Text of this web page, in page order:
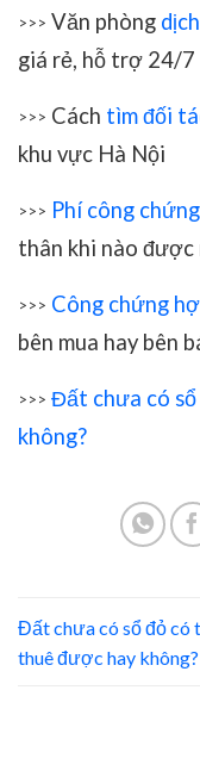
>>> Văn phòng
giá rẻ, hỗ trợ 24/7
>>> Cách tìm đối
khu vực Hà Nội
>>> Phí công
thân khi nào được
>>> Công chứng
bên mua hay bên
>>> Đất chưa có
không?
Đất chưa có sổ đỏ có
thuê được hay không?